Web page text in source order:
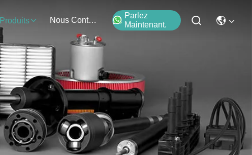
Produits Nous Contacter
Parlez
Maintenant.